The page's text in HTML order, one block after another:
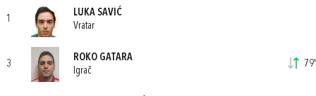
1
LUKA SAVIĆ
Vratar
3
ROKO GATARA
Igrač
79'